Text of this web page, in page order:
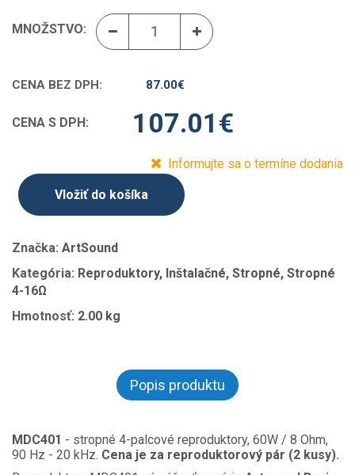
MNOŽSTVO:
CENA BEZ DPH: 87.00€
CENA S DPH: 107.01 €
Informujte sa o termíne dodania
Vložiť do košíka
Značka: ArtSound
Kategória: Reproduktory, Inštalačné, Stropné, Stropné
4-16Ω
Hmotnosť: 2.00 kg
Popis produktu
MDC401 - stropné 4-palcové reproduktory, 60W / 8 Ohm,
90 Hz - 20 kHz. Cena je za reproduktorový pár (2 kusy).